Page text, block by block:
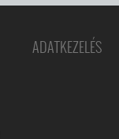
ADATKEZELÉS